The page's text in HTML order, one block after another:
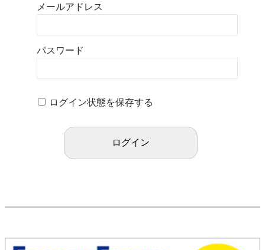
メールアドレス
パスワード
ログイン状態を保存する